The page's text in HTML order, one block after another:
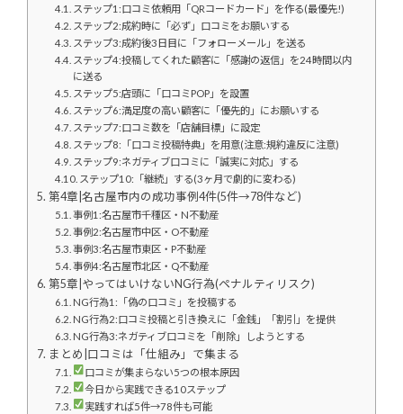
ステップ1:口コミ依頼用「QRコードカード」を作る(最優先!)
ステップ2:成約時に「必ず」口コミをお願いする
ステップ3:成約後3日目に「フォローメール」を送る
ステップ4:投稿してくれた顧客に「感謝の返信」を24時間以内
に送る
ステップ5:店頭に「口コミPOP」を設置
ステップ6:満足度の高い顧客に「優先的」にお願いする
ステップ7:口コミ数を「店舗目標」に設定
ステップ8:「口コミ投稿特典」を用意(注意:規約違反に注意)
ステップ9:ネガティブ口コミに「誠実に対応」する
ステップ10:「継続」する(3ヶ月で劇的に変わる)
第4章|名古屋市内の成功事例4件(5件→78件など)
事例1:名古屋市千種区・N不動産
事例2:名古屋市中区・O不動産
事例3:名古屋市東区・P不動産
事例4:名古屋市北区・Q不動産
第5章|やってはいけないNG行為(ペナルティリスク)
NG行為1:「偽の口コミ」を投稿する
NG行為2:口コミ投稿と引き換えに「金銭」「割引」を提供
NG行為3:ネガティブ口コミを「削除」しようとする
まとめ|口コミは「仕組み」で集まる
口コミが集まらない5つの根本原因
今日から実践できる10ステップ
実践すれば5件→78件も可能